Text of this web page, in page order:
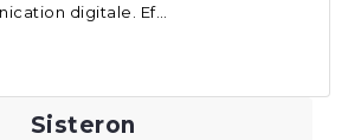
digitale. Ef…
Sisteron